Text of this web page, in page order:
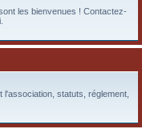
les bienvenues ! Contactez-
statuts, réglement,